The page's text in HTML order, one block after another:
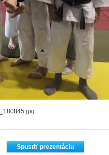
Spustiť prezentáciu